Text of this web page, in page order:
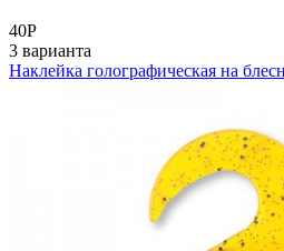
40Р
3 варианта
Наклейка голографическая на